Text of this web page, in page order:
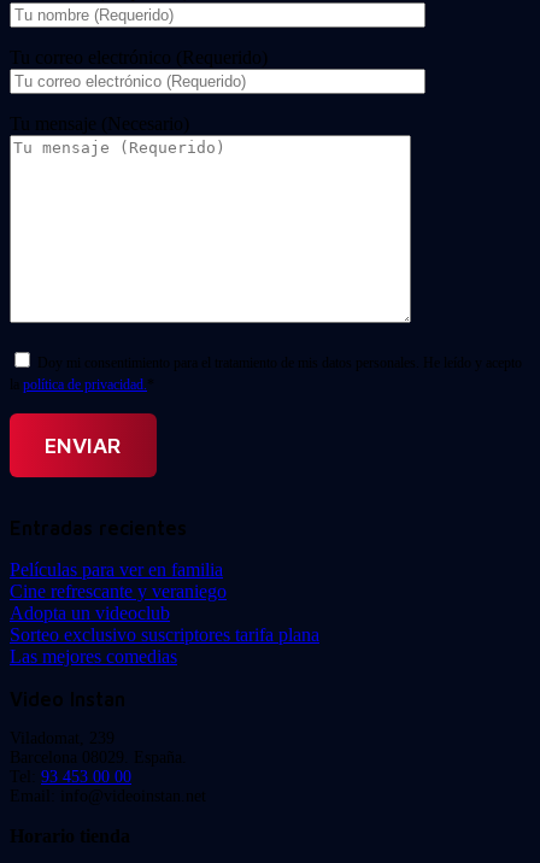
Tu correo electrónico (Requerido)
Tu mensaje (Necesario)
Doy mi consentimiento para el tratamiento de mis datos personales. He leído y acepto
la política de privacidad. *
Entradas recientes
Películas para ver en familia
Cine refrescante y veraniego
Adopta un videoclub
Sorteo exclusivo suscriptores tarifa plana
Las mejores comedias
Video Instan
Viladomat, 239
Barcelona 08029. España.
Tel: 93 453 00 00
Email: info@videoinstan.net
Horario tienda